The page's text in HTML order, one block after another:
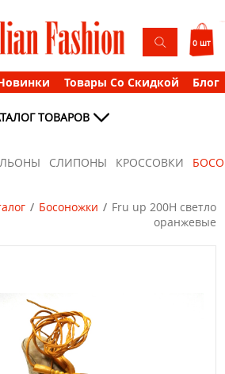
Товары Со Скидкой Блог
0 шт
ТОВАРОВ
СЛИПОНЫ КРОССОВКИ
Босоножки
Fru up 200Н светло
оранжевые